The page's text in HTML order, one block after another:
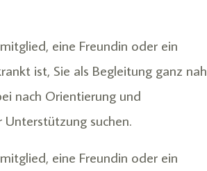
eine Freundin oder ein
ist, Sie als Begleitung ganz nah
nach Orientierung und
suchen.
eine Freundin oder ein